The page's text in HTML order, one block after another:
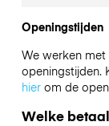
Openingstijden
We werken met
openingstijden.
hierom de
Welke